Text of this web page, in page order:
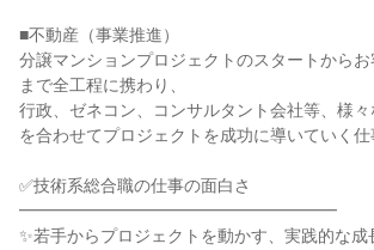
■不動産（事業推進）
分譲マンションプロジェクトのスタートから
まで全工程に携わり、
行政、ゼネコン、コンサルタント会社等、様
を合わせてプロジェクトを成功に導いていく仕
✅技術系総合職の仕事の面白さ
━━━━━━━━━━━━━━━━━━━
✨若手からプロジェクトを動かす、実践的な成